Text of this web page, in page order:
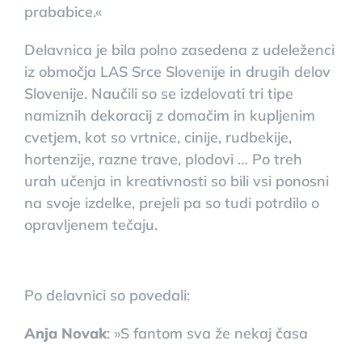
prababice.«
Delavnica je bila polno zasedena z udeleženci
iz območja LAS Srce Slovenije in drugih delov
Slovenije. Naučili so se izdelovati tri tipe
namiznih dekoracij z domačim in kupljenim
cvetjem, kot so vrtnice, cinije, rudbekije,
hortenzije, razne trave, plodovi … Po treh
urah učenja in kreativnosti so bili vsi ponosni
na svoje izdelke, prejeli pa so tudi potrdilo o
opravljenem tečaju.
Po delavnici so povedali:
Anja Novak: »S fantom sva že nekaj časa